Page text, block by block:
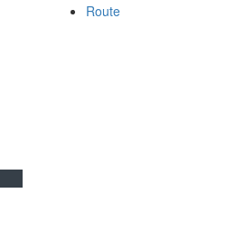
Route